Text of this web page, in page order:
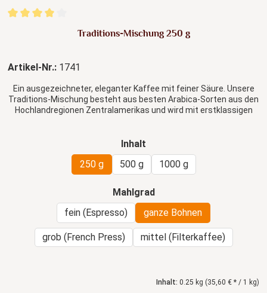
Durchschnittliche Bewertung von 4 von 5 Sternen
Traditions-Mischung 250 g
Artikel-Nr.: 1741
Ein ausgezeichneter, eleganter Kaffee mit feiner Säure. Unsere
Traditions-Mischung besteht aus besten Arabica-Sorten aus den
Hochlandregionen Zentralamerikas und wird mit erstklassigen
Inhalt
250 g
500 g 1000 g
Mahlgradauswählen
fein (Espresso)
ganze Bohnen
grob (French Press) mittel (Filterkaffee)
Inhalt: 0.25 kg (35,60 € * / 1 kg)